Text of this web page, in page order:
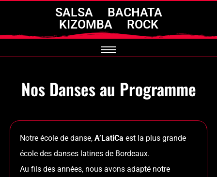
SALSA BACHATA
KIZOMBA ROCK
Nos Danses au Programme
Notre école de danse, A’LatiCa est la plus grande
école des danses latines de Bordeaux.
Au fils des années, nous avons adapté notre